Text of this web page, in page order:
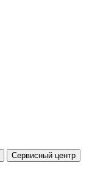
Сервисный центр